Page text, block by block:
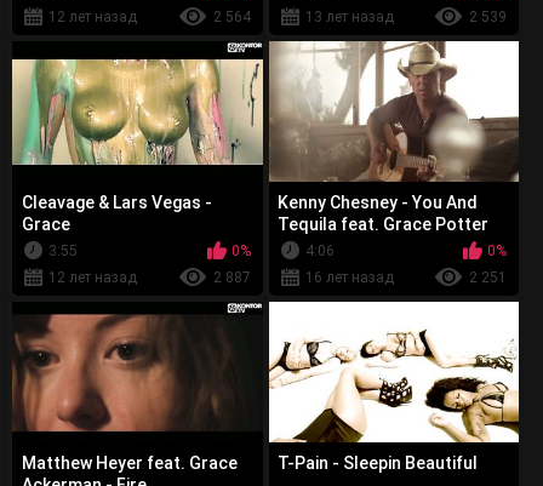
12 лет назад
2 564
13 лет назад
2 539
Cleavage & Lars Vegas -
Grace
3:55
0%
12 лет назад
2 887
Kenny Chesney - You And
Tequila feat. Grace Potter
4:06
0%
16 лет назад
2 251
Matthew Heyer feat. Grace
T-Pain - Sleepin Beautiful